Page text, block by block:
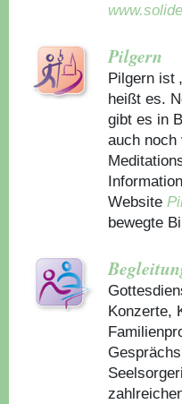
Pilgern
Pilgern ist
heißt es.
gibt es in
auch noch
Website
bewegte
Konzerte,